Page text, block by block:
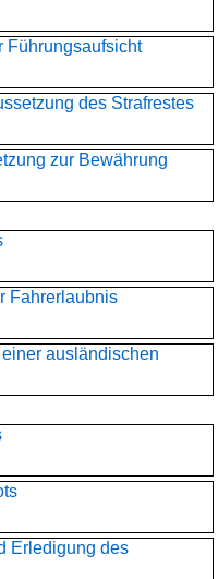
Führungsaufsicht
des Strafrestes
zur Bewährung
Fahrerlaubnis
ausländischen
Erledigung des